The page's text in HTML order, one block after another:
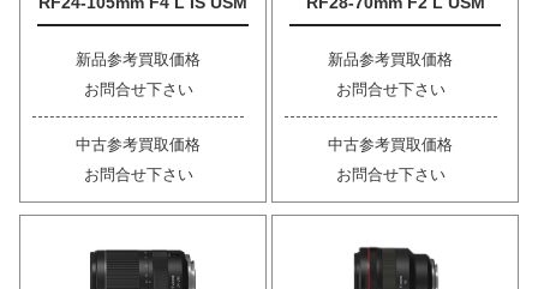
新品参考買取価格
お問合せ下さい
中古参考買取価格
お問合せ下さい
新品参考買取価格
お問合せ下さい
中古参考買取価格
お問合せ下さい